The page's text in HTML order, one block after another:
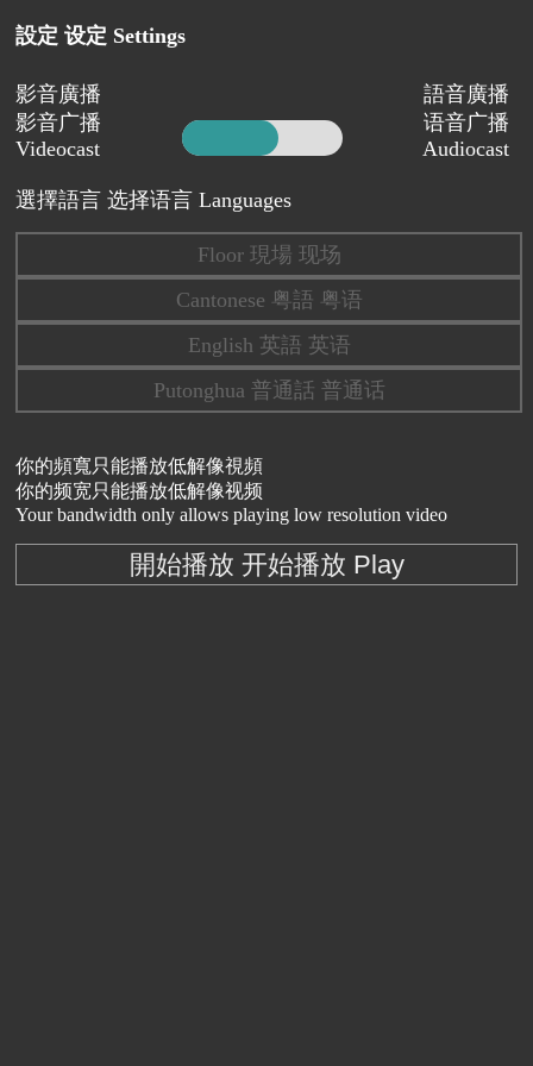
設定 设定 Settings
影音廣播
影音广播
Videocast
語音廣播
语音广播
Audiocast
選擇語言 选择语言 Languages
Floor 現場 现场
Cantonese 粤語 粤语
English 英語 英语
Putonghua 普通話 普通话
你的頻寬只能播放低解像視頻
你的频宽只能播放低解像视频
Your bandwidth only allows playing low resolution video
開始播放 开始播放 Play